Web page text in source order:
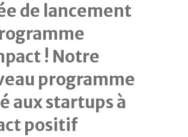
de lancement
! Notre
programme
aux startups à
positif